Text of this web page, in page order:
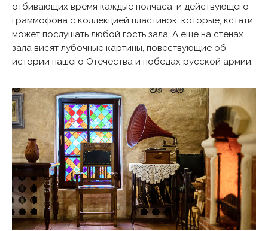
отбивающих время каждые полчаса, и действующего
граммофона с коллекцией пластинок, которые, кстати,
может послушать любой гость зала. А еще на стенах
зала висят лубочные картины, повествующие об
истории нашего Отечества и победах русской армии.